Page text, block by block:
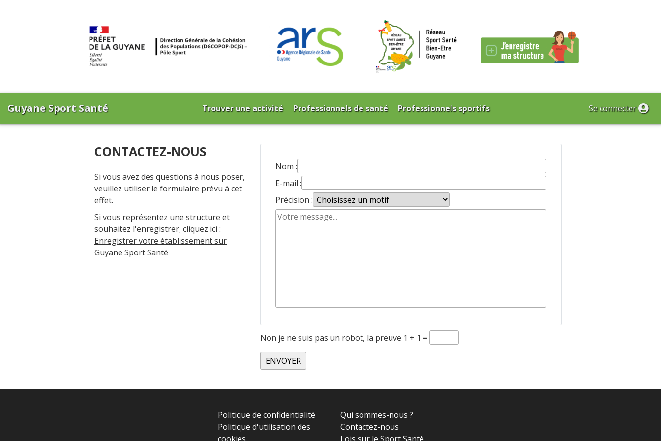
Guyane Sport Santé Trouver une activité Professionnels de santé Professionnels sportifs Se connecter
CONTACTEZ-NOUS
Si vous avez des questions à nous poser,
veuillez utiliser le formulaire prévu à cet
effet.
Si vous représentez une structure et
souhaitez l'enregistrer, cliquez ici :
Enregistrer votre établissement sur
Guyane Sport Santé
Nom :
E-mail :
Précision :
Non je ne suis pas un robot, la preuve 1 + 1 =
ENVOYER
Politique de confidentialité
Politique d'utilisation des
cookies
Qui sommes-nous ?
Contactez-nous
Lois sur le Sport Santé